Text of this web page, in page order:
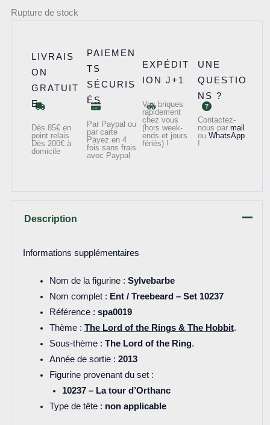
Rupture de stock
LIVRAIS
ON
GRATUIT
E
Dès 85€ en
point relais
Dès 200€ à
domicile
PAIEMEN
TS
SÉCURIS
ÉS
Par Paypal ou
par carte
Payez en 4
fois sans frais
avec Paypal
EXPÉDIT
ION J+1
Vos briques
rapidement
chez vous
(hors week-
ends et jours
fériés) !
UNE
QUESTIO
NS ?
Contactez-
nous par mail
ou WhatsApp
!
Description
Informations supplémentaires
Nom de la figurine : Sylvebarbe
Nom complet : Ent / Treebeard – Set 10237
Référence : spa0019
Thème : The Lord of the Rings & The Hobbit.
Sous-thème : The Lord of the Ring.
Année de sortie : 2013
Figurine provenant du set :
10237 – La tour d’Orthanc
Type de tête : non applicable